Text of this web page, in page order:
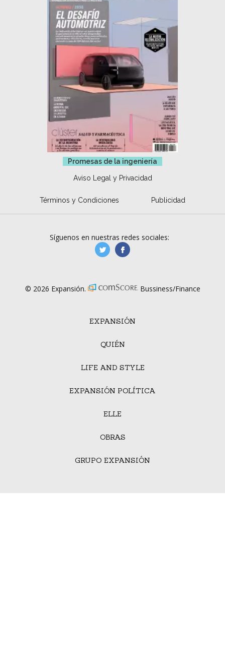
Promesas de la ingeniería
Aviso Legal y Privacidad
Términos y Condiciones Publicidad
EXPANSIÓN
QUIÉN
LIFE AND STYLE
EXPANSIÓN POLÍTICA
ELLE
OBRAS
GRUPO EXPANSIÓN
Síguenos en nuestras redes sociales:
manufacturaGE
© 2026 Expansión. Bussiness/Finance